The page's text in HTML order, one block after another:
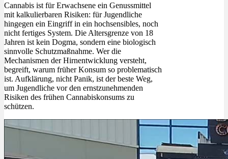
Cannabis ist für Erwachsene ein Genussmittel
mit kalkulierbaren Risiken: für Jugendliche
hingegen ein Eingriff in ein hochsensibles, noch
nicht fertiges System. Die Altersgrenze von 18
Jahren ist kein Dogma, sondern eine biologisch
sinnvolle Schutzmaßnahme. Wer die
Mechanismen der Hirnentwicklung versteht,
begreift, warum früher Konsum so problematisch
ist. Aufklärung, nicht Panik, ist der beste Weg,
um Jugendliche vor den ernstzunehmenden
Risiken des frühen Cannabiskonsums zu
schützen.